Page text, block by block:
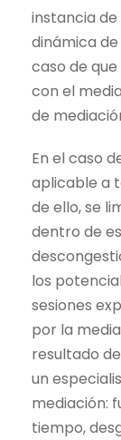
instancia
dinámica
caso de
con el
de
En el caso
aplicable a
de ello, se
dentro de
los
sesiones
por la
resultado
un
mediación:
tiempo,